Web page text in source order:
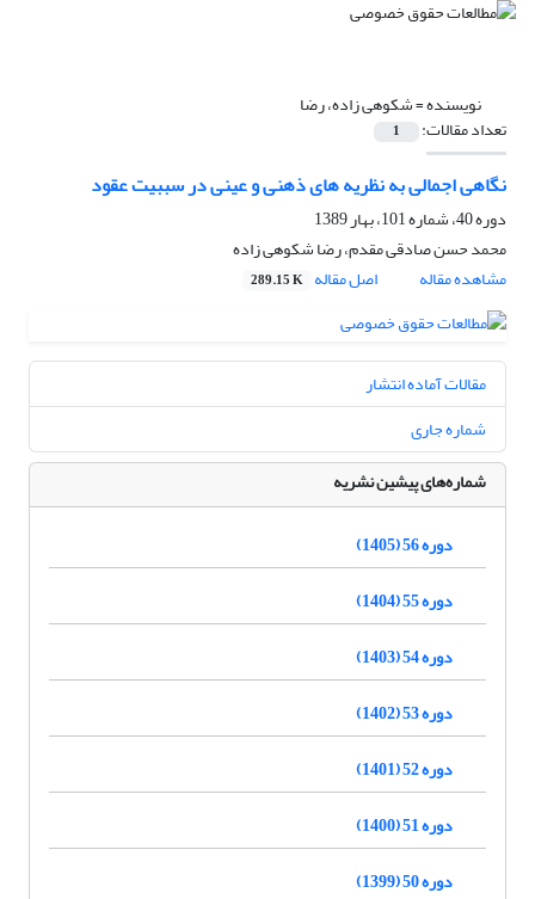
نویسنده =شکوهی زاده، رضا
تعداد مقالات: 1
نگاهی اجمالی به نظریه های ذهنی و عینی در سببیت عقود
دوره 40، شماره 101، بهار 1389
محمد حسن صادقی مقدم، رضا شکوهی زاده
مشاهده مقاله
اصل مقاله 289.15 K
مقالات آماده انتشار
شماره جاری
شماره‌های پیشین نشریه
دوره 56 (1405)
دوره 55 (1404)
دوره 54 (1403)
دوره 53 (1402)
دوره 52 (1401)
دوره 51 (1400)
دوره 50 (1399)